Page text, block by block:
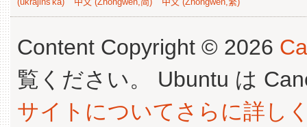
Content Copyright © 2026
覧ください。 Ubuntu は
サイトについてさらに詳し